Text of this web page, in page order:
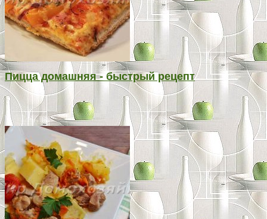
Пицца домашняя - быстрый рецепт